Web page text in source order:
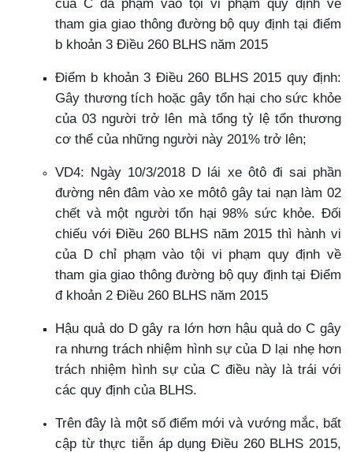
tham gia giao thông đường bộ quy định tại điểm
b khoản 3 Điều 260 BLHS năm 2015
Điểm b khoản 3 Điều 260 BLHS 2015 quy định:
Gây thương tích hoặc gây tổn hại cho sức khỏe
của 03 người trở lên mà tổng tỷ lệ tổn thương
cơ thể của những người này 201% trở lên;
VD4: Ngày 10/3/2018 D lái xe ôtô đi sai phần
đường nên đâm vào xe môtô gây tai nạn làm 02
chết và một người tổn hại 98% sức khỏe. Đối
chiếu với Điều 260 BLHS năm 2015 thì hành vi
của D chỉ phạm vào tội vi phạm quy định về
tham gia giao thông đường bộ quy định tại Điểm
đ khoản 2 Điều 260 BLHS năm 2015
Hậu quả do D gây ra lớn hơn hậu quả do C gây
ra nhưng trách nhiệm hình sự của D lại nhẹ hơn
trách nhiệm hình sự của C điều này là trái với
các quy định của BLHS.
Trên đây là một số điểm mới và vướng mắc, bất
cập từ thực tiễn áp dụng Điều 260 BLHS 2015,